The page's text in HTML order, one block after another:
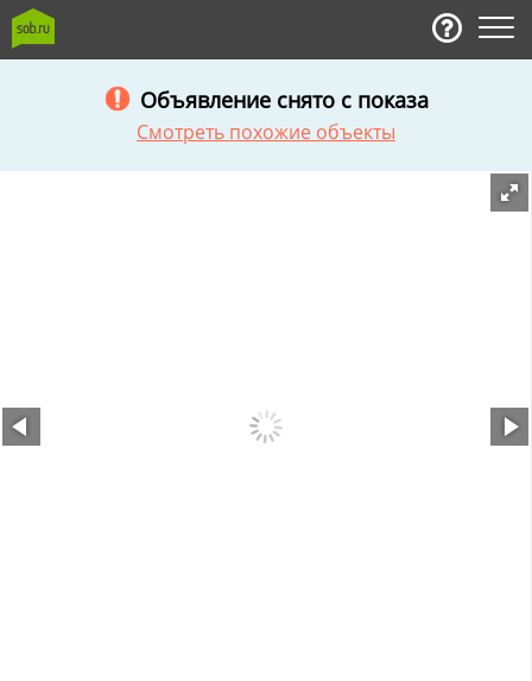
Объявление снято с показа
Смотреть похожие объекты